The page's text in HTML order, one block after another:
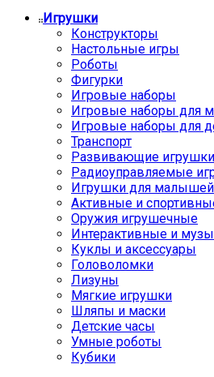
Игрушки
Конструкторы
Настольные игры
Роботы
Фигурки
Игровые наборы
Игровые наборы для
Игровые наборы для
Транспорт
Развивающие игрушки
Радиоуправляемые
Игрушки для малышей
Активные и
Оружия игрушечные
Интерактивные и
Куклы и аксессуары
Головоломки
Лизуны
Мягкие игрушки
Шляпы и маски
Детские часы
Умные роботы
Кубики